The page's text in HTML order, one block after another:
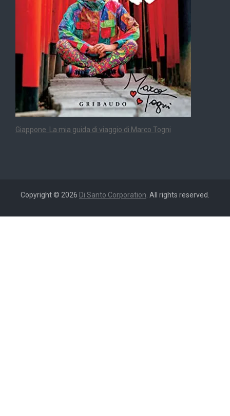
Giappone. La mia guida di viaggio di Marco Togni
Copyright © 2026 Di Santo Corporation . All rights reserved.